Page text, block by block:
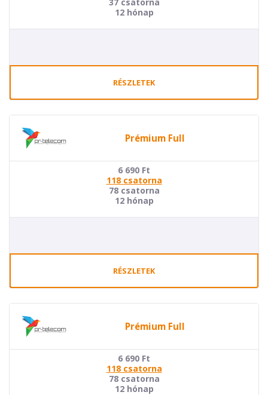
12 hónap
RÉSZLETEK
Prémium Full
6 690 Ft
118 csatorna
78 csatorna
12 hónap
RÉSZLETEK
Prémium Full
6 690 Ft
118 csatorna
78 csatorna
12 hónap